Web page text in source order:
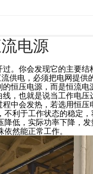
电源
。你会发现它的主要
供电，必须把电网提
恒压电源，而是恒流电
，也就是说当工作电
中会发热，若选用恒
利于工作状态的稳定
低，实际功率下降，
然能正常工作。